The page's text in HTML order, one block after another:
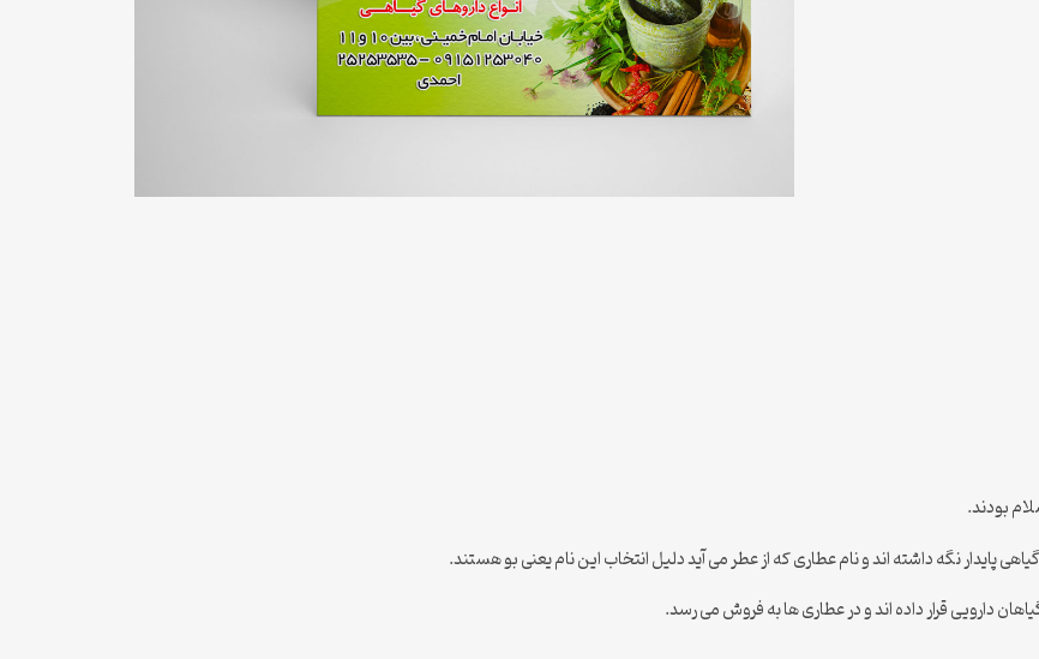
بودند.
پایدار نگه داشته اند و نام عطاری که از عطر می آید دلیل انتخاب این نام یعنی بو هستند.